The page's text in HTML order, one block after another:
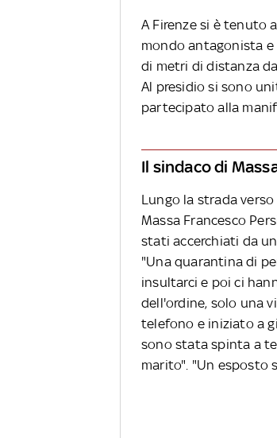
A Firenze si è tenuto
mondo antagonista e
di metri di distanza
Al presidio si sono
partecipato alla
Il sindaco di
Lungo la strada
Massa Francesco
stati accerchiati da
"Una quarantina di
insultarci e poi ci
dell'ordine, solo una
telefono e iniziato a
sono stata spinta a
marito". "Un esposto